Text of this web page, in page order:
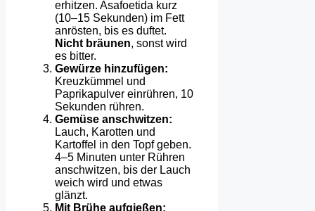
erhitzen. Asafoetida kurz
(10–15 Sekunden) im Fett
anrösten, bis es duftet.
Nicht bräunen, sonst wird
es bitter.
Gewürze hinzufügen:
Kreuzkümmel und
Paprikapulver einrühren, 10
Sekunden rühren.
Gemüse anschwitzen:
Lauch, Karotten und
Kartoffel in den Topf geben.
4–5 Minuten unter Rühren
anschwitzen, bis der Lauch
weich wird und etwas
glänzt.
Mit Brühe aufgießen: